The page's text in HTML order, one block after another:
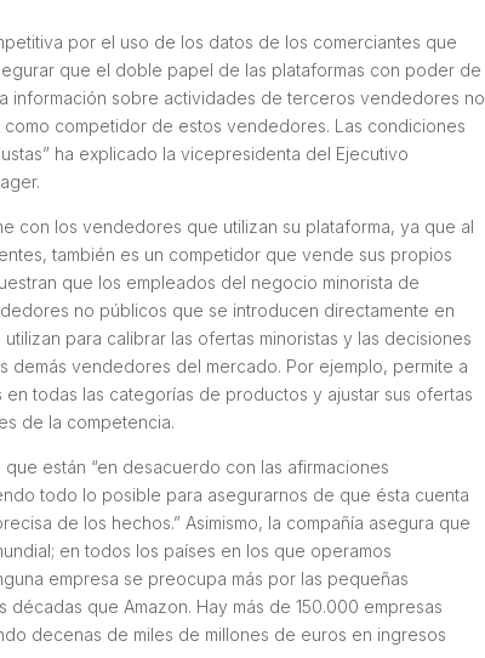
por el uso de los datos de los comerciantes que
que el doble papel de las plataformas con poder de
información sobre actividades de terceros vendedores no
competidor de estos vendedores. Las condiciones
ha explicado la vicepresidenta del Ejecutivo
con los vendedores que utilizan su plataforma, ya que al
también es un competidor que vende sus propios
que los empleados del negocio minorista de
no públicos que se introducen directamente en
para calibrar las ofertas minoristas y las decisiones
demás vendedores del mercado. Por ejemplo, permite a
todas las categorías de productos y ajustar sus ofertas
de la competencia.
están “en desacuerdo con las afirmaciones
todo lo posible para asegurarnos de que ésta cuenta
de los hechos.” Asimismo, la compañía asegura que
en todos los países en los que operamos
empresa se preocupa más por las pequeñas
que Amazon. Hay más de 150.000 empresas
decenas de miles de millones de euros en ingresos